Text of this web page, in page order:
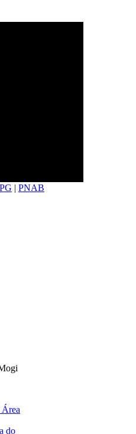
| PNAB
do